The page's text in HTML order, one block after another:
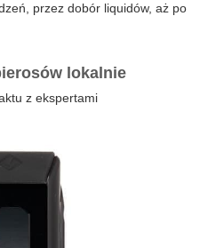
przez dobór liquidów, aż po
lokalnie
z ekspertami